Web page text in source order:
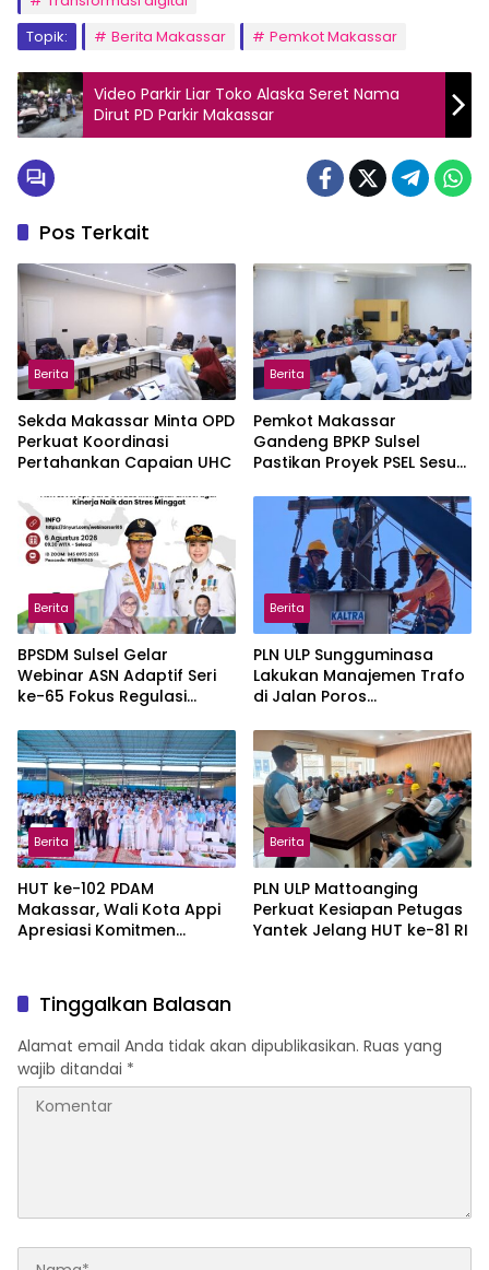
Topik:
Berita Makassar Pemkot Makassar
Video Parkir Liar Toko Alaska Seret Nama
Dirut PD Parkir Makassar
Pos Terkait
Berita
Sekda Makassar Minta OPD
Perkuat Koordinasi
Pertahankan Capaian UHC
Berita
Pemkot Makassar
Gandeng BPKP Sulsel
Pastikan Proyek PSEL Sesuai
Berita
BPSDM Sulsel Gelar
Webinar ASN Adaptif Seri
ke-65 Fokus Regulasi
Berita
PLN ULP Sungguminasa
Lakukan Manajemen Trafo
di Jalan Poros
ke-81 RI
Berita
HUT ke-102 PDAM
Makassar, Wali Kota Appi
Apresiasi Komitmen
Berita
PLN ULP Mattoanging
Perkuat Kesiapan Petugas
Yantek Jelang HUT ke-81 RI
Tinggalkan Balasan
Alamat email Anda tidak akan dipublikasikan. Ruas yang
wajib ditandai *